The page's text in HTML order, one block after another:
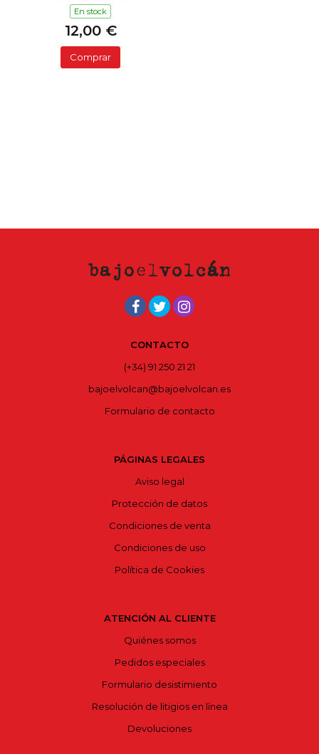
En stock
12,00 €
Comprar
CONTACTO
(+34) 91 250 21 21
bajoelvolcan@bajoelvolcan.es
Formulario de contacto
PÁGINAS LEGALES
Aviso legal
Protección de datos
Condiciones de venta
Condiciones de uso
Política de Cookies
ATENCIÓN AL CLIENTE
Quiénes somos
Pedidos especiales
Formulario desistimiento
Resolución de litigios en línea
Devoluciones